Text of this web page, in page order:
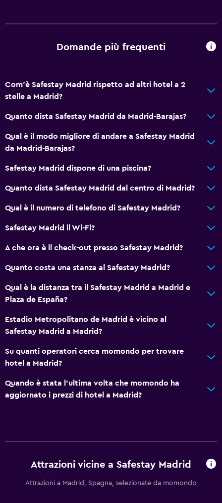
Pulizia quotidiana
Kit di pronto soccorso
Videosorveglianza nelle aree comuni
Zanzariera
Servizio di sicurezza attivo 24 ore su 24
Servizi e comodità
Tappi per le orecchie
Cassetta di sicurezza
Reception 24h/24
Ristoranti
Snack bar
Bar/Lounge
Distributore di bevande
Distributore di snack
Presa elettrica vicino al letto
Guardaroba o armadio
Generale
Domande più frequenti
Com'è Safestay Madrid rispetto ad altri hotel a 2
stelle a Madrid?
Quanto dista Safestay Madrid da Madrid-Barajas?
Qual è il modo migliore di andare a Safestay Madrid
da Madrid-Barajas?
Safestay Madrid dispone di una piscina?
Quanto dista Safestay Madrid dal centro di Madrid?
Qual è il numero di telefono di Safestay Madrid?
Safestay Madrid il Wi-Fi?
A che ora è il check-out presso Safestay Madrid?
Quanto costa una stanza al Safestay Madrid?
Qual è la distanza tra il Safestay Madrid a Madrid e
Plaza de España?
Estadio Metropolitano de Madrid è vicino al
Safestay Madrid a Madrid?
Su quanti operatori cerca momondo per trovare
hotel a Madrid?
Quando è stata l'ultima volta che momondo ha
aggiornato i prezzi di hotel a Madrid?
Attrazioni vicine a Safestay Madrid
Attrazioni a Madrid, Spagna, selezionate da momondo